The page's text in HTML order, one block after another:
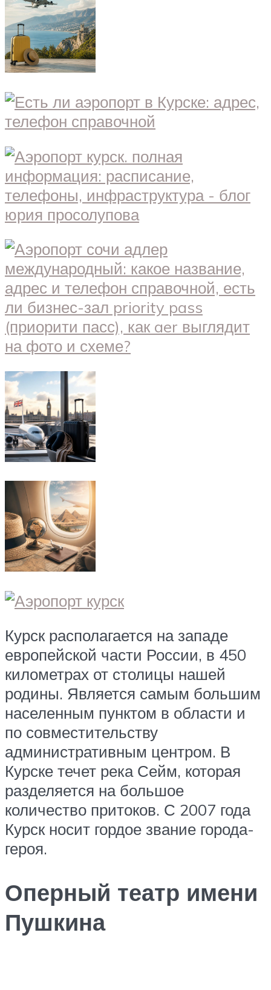
Курск располагается на западе
европейской части России, в 450
километрах от столицы нашей
родины. Является самым большим
населенным пунктом в области и
по совместительству
административным центром. В
Курске течет река Сейм, которая
разделяется на большое
количество притоков. С 2007 года
Курск носит гордое звание города-
героя.
Оперный театр имени
Пушкина